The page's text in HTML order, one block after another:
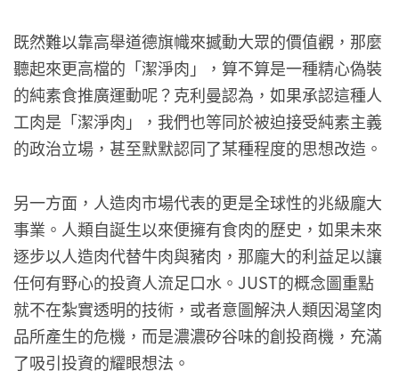
既然難以靠高舉道德旗幟來撼動大眾的價值觀，那麼
聽起來更高檔的「潔淨肉」，算不算是一種精心偽裝
的純素食推廣運動呢？克利曼認為，如果承認這種人
工肉是「潔淨肉」，我們也等同於被迫接受純素主義
的政治立場，甚至默默認同了某種程度的思想改造。
另一方面，人造肉市場代表的更是全球性的兆級龐大
事業。人類自誕生以來便擁有食肉的歷史，如果未來
逐步以人造肉代替牛肉與豬肉，那龐大的利益足以讓
任何有野心的投資人流足口水。JUST的概念圖重點
就不在紮實透明的技術，或者意圖解決人類因渴望肉
品所產生的危機，而是濃濃矽谷味的創投商機，充滿
了吸引投資的耀眼想法。